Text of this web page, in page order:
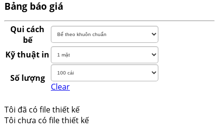
Bảng báo giá
Qui cách
bế
Kỹ thuật in
Số lượng
Clear
Tôi đã có file thiết kế
Tôi chưa có file thiết kế